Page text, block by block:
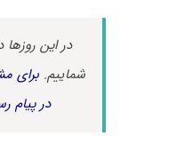
در این روزها
شماییم.برای
در پیام